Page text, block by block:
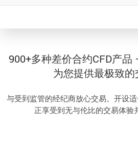
900+多种差价合约CFD产品
为您提供最极致
与受到监管的经纪商放心交易。开设
正享受到无与伦比的交易体验